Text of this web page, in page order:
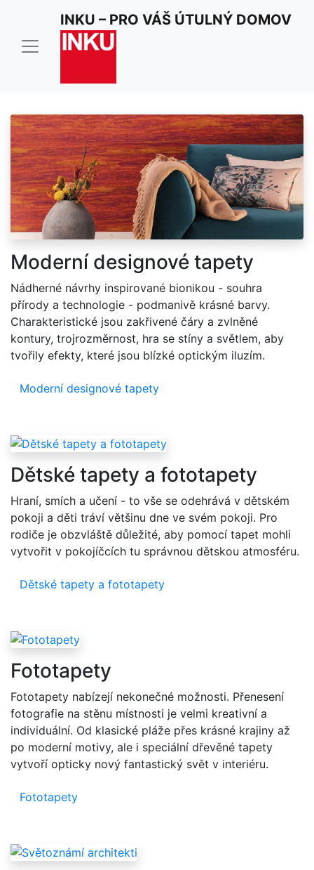
INKU – PRO VÁŠ ÚTULNÝ DOMOV
Tapety na zeď
Moderní designové tapety
Nádherné návrhy inspirované bionikou - souhra
přírody a technologie - podmanivě krásné barvy.
Charakteristické jsou zakřivené čáry a zvlněné
kontury, trojrozměrnost, hra se stíny a světlem, aby
tvořily efekty, které jsou blízké optickým iluzím.
Moderní designové tapety
Dětské tapety a fototapety
Hraní, smích a učení - to vše se odehrává v dětském
pokoji a děti tráví většinu dne ve svém pokoji. Pro
rodiče je obzvláště důležité, aby pomocí tapet mohli
vytvořit v pokojíčcích tu správnou dětskou atmosféru.
Dětské tapety a fototapety
Fototapety
Fototapety nabízejí nekonečné možnosti. Přenesení
fotografie na stěnu místnosti je velmi kreativní a
individuální. Od klasické pláže přes krásné krajiny až
po moderní motivy, ale i speciální dřevěné tapety
vytvoří opticky nový fantastický svět v interiéru.
Fototapety